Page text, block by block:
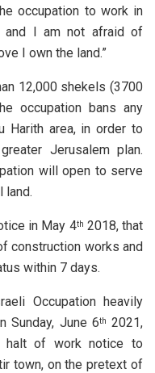
occupation to work in
and I am not afraid of
I own the land.”
12,000 shekels (3700
occupation bans any
Harith area, in order to
Jerusalem plan.
will open to serve
land.
in May 4th 2018, that
construction works and
within 7 days.
Occupation heavily
Sunday, June 6th
2021,
halt of work notice to
town, on the pretext of